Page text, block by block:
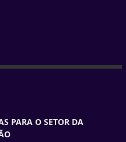
PARA O SETOR DA